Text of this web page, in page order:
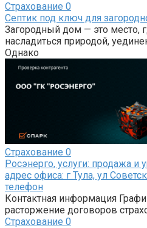
Страхование 0
Септик под ключ для
Загородный дом — это место,
насладиться природой,
Однако
Страхование 0
Росэнерго, услуги: продажа и
адрес офиса: г Тула, ул
телефон
Контактная информация
расторжение договоров
Страхование 0